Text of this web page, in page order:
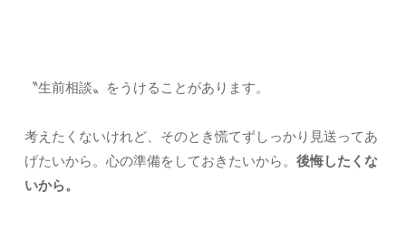
〝生前相談〟をうけることがあります。
考えたくないけれど、そのとき慌てずしっかり見送ってあ
げたいから。心の準備をしておきたいから。 後悔したくな
いから。